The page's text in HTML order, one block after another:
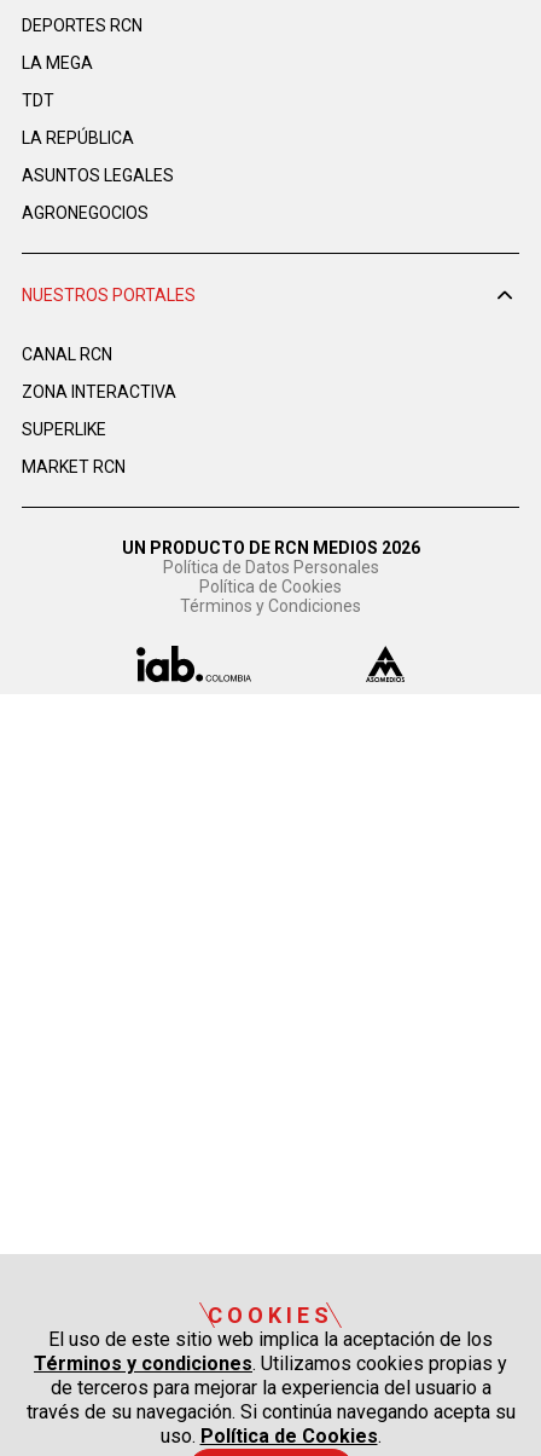
DEPORTES RCN
LA MEGA
TDT
LA REPÚBLICA
ASUNTOS LEGALES
AGRONEGOCIOS
NUESTROS PORTALES
CANAL RCN
ZONA INTERACTIVA
SUPERLIKE
MARKET RCN
UN PRODUCTO DE RCN MEDIOS 2026
Política de Datos Personales
Política de Cookies
Términos y Condiciones
COOKIES
El uso de este sitio web implica la aceptación de los
Términos y condiciones. Utilizamos cookies propias y
de terceros para mejorar la experiencia del usuario a
través de su navegación. Si continúa navegando acepta su
uso. Política de Cookies.